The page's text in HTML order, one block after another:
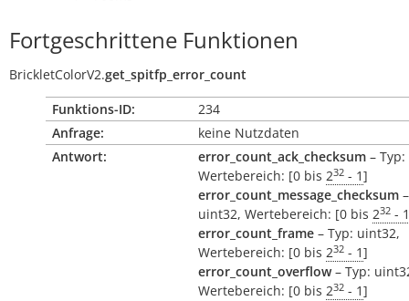
Fortgeschrittene Funktionen
BrickletColorV2.get_spitfp_error_count
Funktions-ID:
234
Anfrage:
keine Nutzdaten
Antwort:
error_count_ack_checksum –
Wertebereich: [0 bis 232 - 1]
error_count_message_checksum
uint32, Wertebereich: [0 bis 232 - 1
error_count_frame – Typ: uint32,
Wertebereich: [0 bis 232 - 1]
error_count_overflow– Typ:
Wertebereich: [0 bis 232 - 1]